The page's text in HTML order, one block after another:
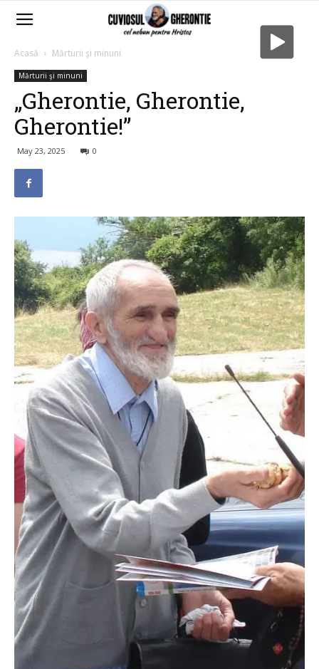
Acasă Mărturii şi minuni
Mărturii şi minuni
„Gherontie, Gherontie,
Gherontie!”
May 23, 2025 0